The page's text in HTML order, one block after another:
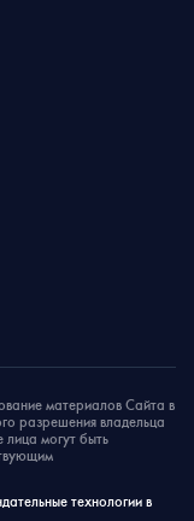
материалов Сайта в
разрешения владельца
могут быть
технологии в